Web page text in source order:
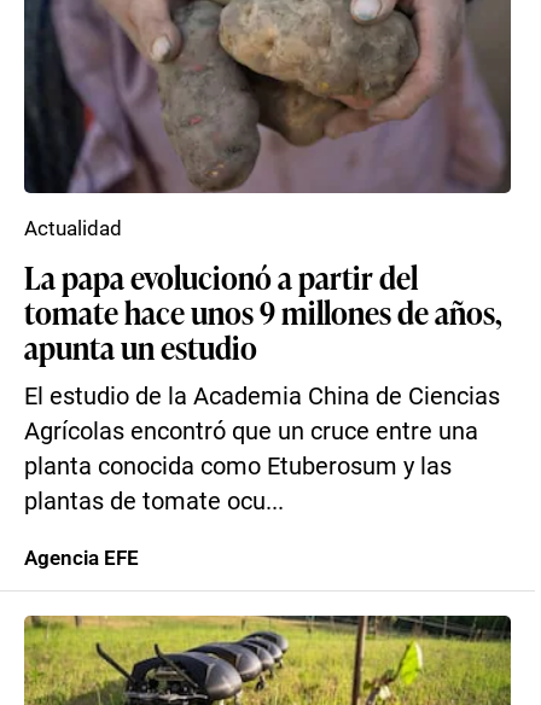
La papa evolucionó a partir del
tomate hace unos 9 millones de años,
apunta un estudio
El estudio de la Academia China de Ciencias
Agrícolas encontró que un cruce entre una
planta conocida como Etuberosum y las
plantas de tomate ocu...
Actualidad
Agencia EFE